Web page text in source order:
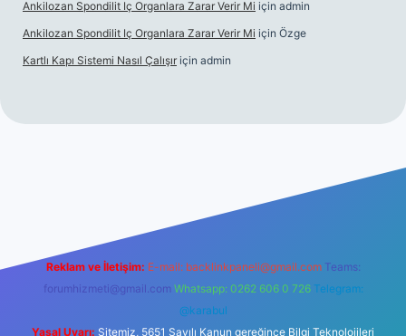
Ankilozan Spondilit Iç Organlara Zarar Verir Mi için admin
Ankilozan Spondilit Iç Organlara Zarar Verir Mi için Özge
Kartlı Kapı Sistemi Nasıl Çalışır için admin
Reklam ve İletişim: E-mail: backlinkpaneli@gmail.com Teams:
forumhizmeti@gmail.com Whatsapp: 0262 606 0 726 Telegram:
@karabul
Yasal Uyarı: Sitemiz, 5651 Sayılı Kanun gereğince Bilgi Teknolojileri